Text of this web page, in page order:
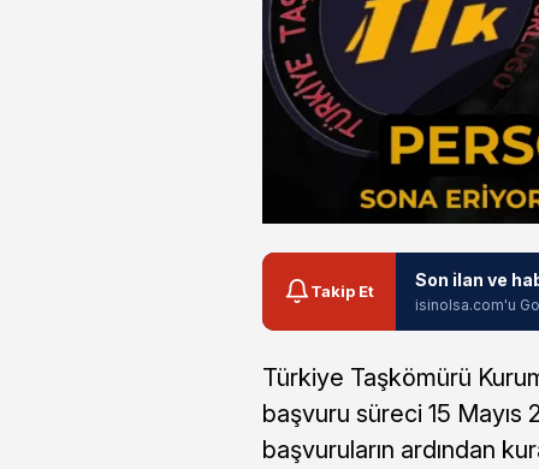
Takip Et
Son ilan ve
isinolsa.com'u
Türkiye Taşkömürü
başvuru süreci 15 Mayıs
başvuruların ardından